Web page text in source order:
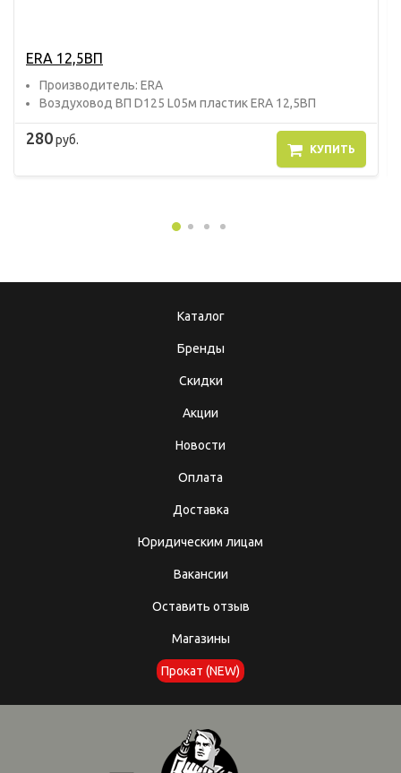
ERA 12,5ВП
Прoизвoдитель: ERA
Воздуховод ВП D125 L05м пластик ERA 12,5ВП
280руб.
КУПИТЬ
Каталог
Бренды
Скидки
Акции
Новости
Оплата
Доставка
Юридическим лицам
Вакансии
Оставить отзыв
Магазины
Прокат (NEW)